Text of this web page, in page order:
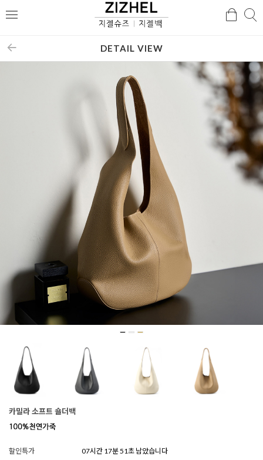
메
검
DETAIL VIEW
카밀라 소프트 숄더백
할인특가
07시간 17분 49초 남았습니다